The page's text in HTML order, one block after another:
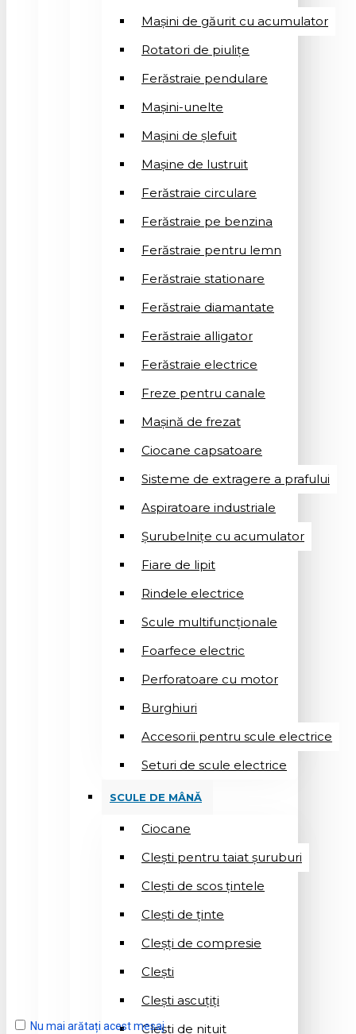
Mașini de găurit cu acumulator
Rotatori de piuliţe
Ferăstraie pendulare
Mașini-unelte
Mașini de șlefuit
Mașinе de lustruit
Ferăstraie circulare
Ferăstraie pe benzina
Ferăstraie pentru lemn
Ferăstraie stationare
Ferăstraie diamantate
Ferăstraie alligator
Ferăstraie electrice
Freze pentru canale
Mașină de frezat
Ciocane capsatoare
Sisteme de extragere a prafului
Aspiratoare industriale
Șurubelnițe cu acumulator
Fiare de lipit
Rindele electrice
Scule multifuncționale
Foarfece electric
Perforatoare cu motor
Burghiuri
Accesorii pentru scule electrice
Seturi de scule electrice
SCULE DE MÂNĂ
Ciocane
Cleşti pentru taiat șuruburi
Clești de scos țintele
Clești de ținte
Cleșți de compresie
Cleşti
Clești ascuțiți
Cleşti de nituit
Nu mai arătați acest mesaj